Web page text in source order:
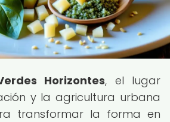
Horizontes, el lugar
y la agricultura urbana
transformar la forma en